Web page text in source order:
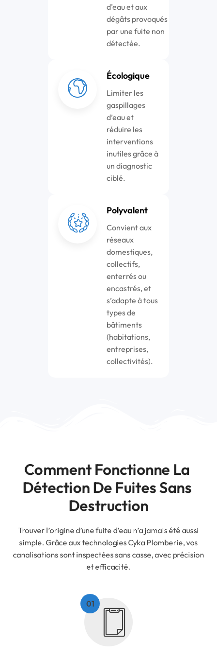
d’eau et aux
dégâts provoqués
par une fuite non
détectée.
Écologique
Limiter les
gaspillages
d’eau et
réduire les
interventions
inutiles grâce à
un diagnostic
ciblé.
Polyvalent
Convient aux
réseaux
domestiques,
collectifs,
enterrés ou
encastrés, et
s’adapte à tous
types de
bâtiments
(habitations,
entreprises,
collectivités).
Comment Fonctionne La
Détection De Fuites Sans
Destruction
Trouver l’origine d’une fuite d’eau n’a jamais été aussi
simple. Grâce aux technologies Cyka Plomberie, vos
canalisations sont inspectées sans casse, avec précision
et efficacité.